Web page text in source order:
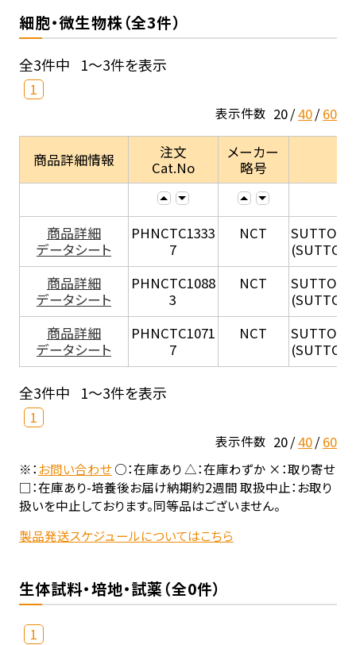
細胞・微生物株（全3件）
全3件中 1～3件を表示
1
表示件数 20 40 60
商品詳細情報
注文
Cat.No
メーカー
略号
商品詳細
データシート
PHNCTC1333
7
NCT
商品詳細
データシート
PHNCTC1088
3
NCT
商品詳細
データシート
PHNCTC1071
7
NCT
全3件中 1～3件を表示
1
表示件数 20 40 60
※：お問い合わせ○：在庫あり △：在庫わずか ×：取り寄せ
□：在庫あり-培養後お届け納期約2週間 取扱中止：お取り
扱いを中止しております。同等品はございません。
製品発送スケジュールについてはこちら
生体試料・培地・試薬（全0件）
1